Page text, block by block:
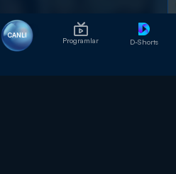
CANLI
Programlar D-Shorts